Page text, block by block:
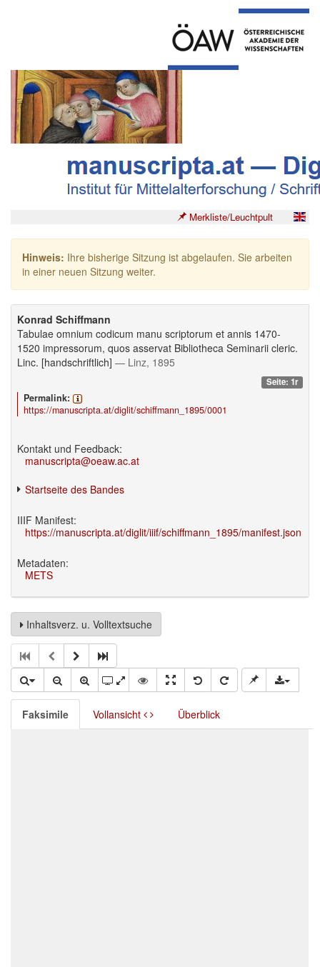
Merkliste/Leuchtpult
Hinweis: Ihre bisherige Sitzung ist abgelaufen. Sie arbeiten
in einer neuen Sitzung weiter.
Konrad Schiffmann
Tabulae omnium codicum manu scriptorum et annis 1470-
1520 impressorum, quos asservat Bibliotheca Seminarii cleric.
Linc. [handschriftlich] — Linz, 1895
Seite: 1r
Permalink:
https://manuscripta.at/diglit/schiffmann_1895/0001
Kontakt und Feedback:
manuscripta@oeaw.ac.at
Startseite des Bandes
IIIF Manifest:
https://manuscripta.at/diglit/iiif/schiffmann_1895/manifest.json
Metadaten:
METS
Inhaltsverz. u. Volltextsuche
Faksimile Vollansicht Überblick